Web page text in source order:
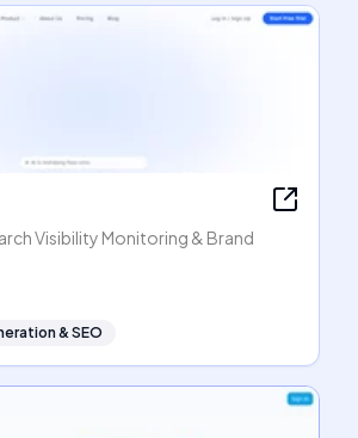
Visibility Monitoring & Brand
& SEO